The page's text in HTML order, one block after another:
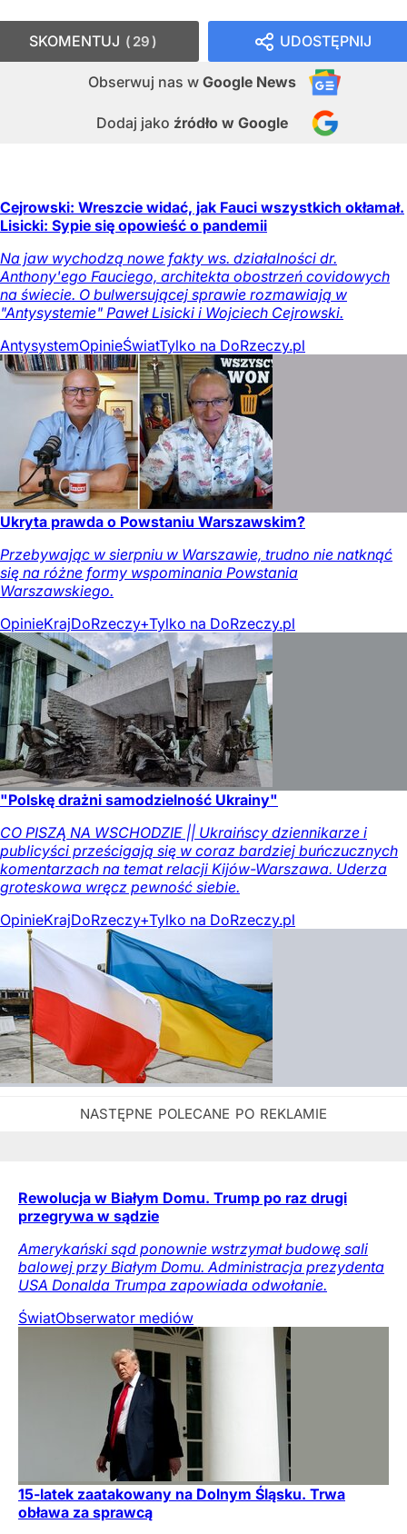
UDOSTĘPNIJ
Obserwuj nas w Google News
Dodaj jako źródło w Google
SKOMENTUJ 29
Cejrowski: Wreszcie widać, jak Fauci wszystkich okłamał.
Lisicki: Sypie się opowieść o pandemii
Na jaw wychodzą nowe fakty ws. działalności dr.
Anthony'ego Fauciego, architekta obostrzeń covidowych
na świecie. O bulwersującej sprawie rozmawiają w
"Antysystemie" Paweł Lisicki i Wojciech Cejrowski.
AntysystemOpinieŚwiatTylko na DoRzeczy.pl
Ukryta prawda o Powstaniu Warszawskim?
Przebywając w sierpniu w Warszawie, trudno nie natknąć
się na różne formy wspominania Powstania
Warszawskiego.
OpinieKrajDoRzeczy+Tylko na DoRzeczy.pl
"Polskę drażni samodzielność Ukrainy"
CO PISZĄ NA WSCHODZIE || Ukraińscy dziennikarze i
publicyści prześcigają się w coraz bardziej buńczucznych
komentarzach na temat relacji Kijów-Warszawa. Uderza
groteskowa wręcz pewność siebie.
OpinieKrajDoRzeczy+Tylko na DoRzeczy.pl
Rewolucja w Białym Domu. Trump po raz drugi
przegrywa w sądzie
Amerykański sąd ponownie wstrzymał budowę sali
balowej przy Białym Domu. Administracja prezydenta
USA Donalda Trumpa zapowiada odwołanie.
ŚwiatObserwator mediów
15-latek zaatakowany na Dolnym Śląsku. Trwa
obława za sprawcą